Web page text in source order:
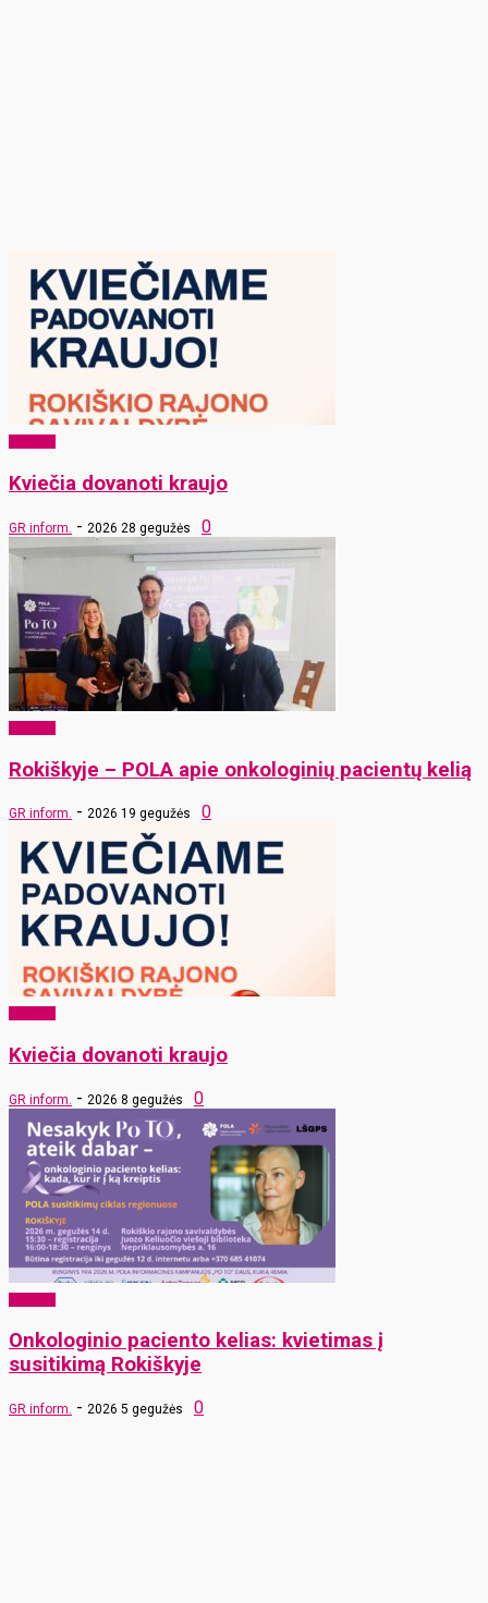
Kviečia dovanoti kraujo
GR inform. - 2026 28 gegužės 0
Rokiškyje – POLA apie onkologinių pacientų kelią
GR inform. - 2026 19 gegužės 0
Kviečia dovanoti kraujo
GR inform. - 2026 8 gegužės 0
Onkologinio paciento kelias: kvietimas į
susitikimą Rokiškyje
GR inform. - 2026 5 gegužės 0